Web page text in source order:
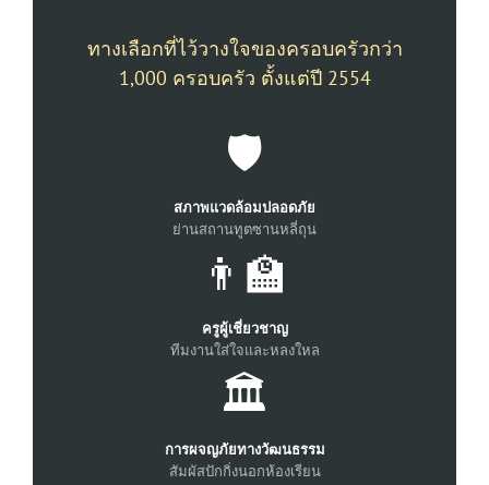
ทางเลือกที่ไว้วางใจของครอบครัวกว่า
1,000 ครอบครัว ตั้งแต่ปี 2554
🛡️
สภาพแวดล้อมปลอดภัย
ย่านสถานทูตซานหลี่ถุน
👨‍🏫
ครูผู้เชี่ยวชาญ
ทีมงานใส่ใจและหลงใหล
🏛️
การผจญภัยทางวัฒนธรรม
สัมผัสปักกิ่งนอกห้องเรียน